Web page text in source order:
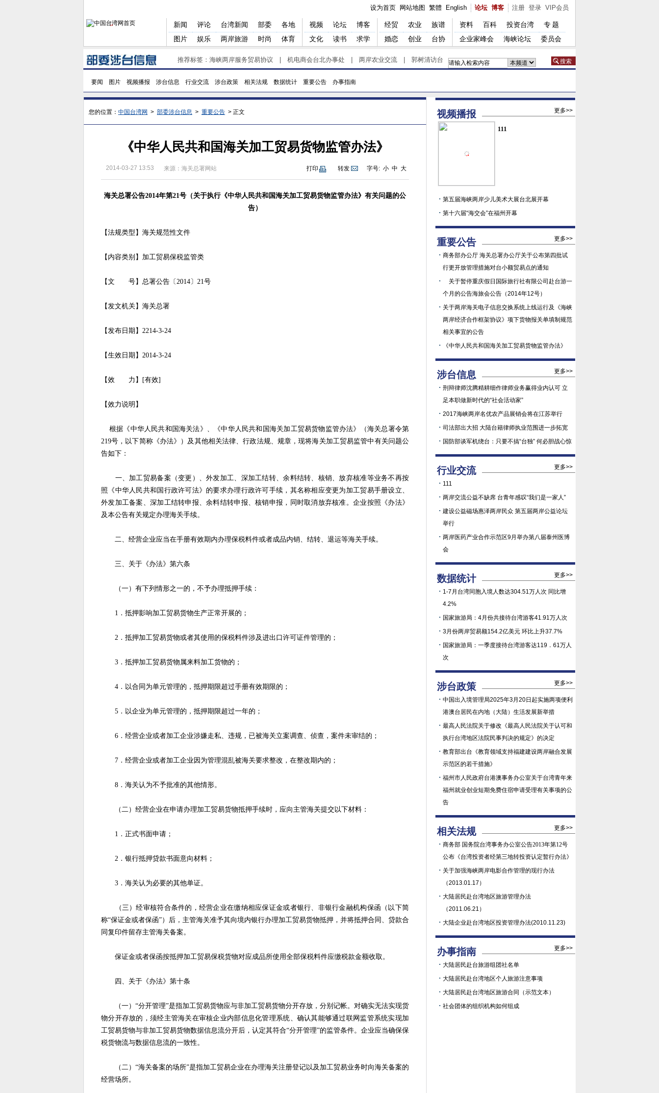
注册 登录 VIP会员
论坛 博客
设为首页 网站地图 繁體 English
新闻 评论 台湾新闻 部委
各地
图片
娱乐 两岸旅游 时尚 体育
视频 论坛
博客
文化
读书 求学
经贸 农业
族谱
婚恋
创业 台协
资料 百科 投资台湾
专题
企业家峰会
海峡论坛 委员会
推荐标签： 海峡两岸服务贸易协议 机电商会台北办事处 两岸农业交流 郭树清访台
要闻 图片 视频播报 涉台信息 行业交流 涉台政策 相关法规 数据统计 重要公告 办事指南
您的位置： 中国台湾网 > 部委涉台信息 > 重要公告 > 正文
《中华人民共和国海关加工贸易货物监管办法》
2014-03-27 13:53 来源：海关总署网站 字号: 小 中 大
转发
打印
海关总署公告2014年第21号（关于执行《中华人民共和国海关加工贸易货物监管办法》有关问题的公
告）
【法规类型】海关规范性文件
【内容类别】加工贸易保税监管类
【文 号】总署公告〔2014〕21号
【发文机关】海关总署
【发布日期】2214-3-24
【生效日期】2014-3-24
【效 力】[有效]
【效力说明】
根据《中华人民共和国海关法》、《中华人民共和国海关加工贸易货物监管办法》（海关总署令第
219号，以下简称《办法》）及其他相关法律、行政法规、规章，现将海关加工贸易监管中有关问题公
告如下：
一、加工贸易备案（变更）、外发加工、深加工结转、余料结转、核销、放弃核准等业务不再按
照《中华人民共和国行政许可法》的要求办理行政许可手续，其名称相应变更为加工贸易手册设立、
外发加工备案、深加工结转申报、余料结转申报、核销申报，同时取消放弃核准。企业按照《办法》
及本公告有关规定办理海关手续。
二、经营企业应当在手册有效期内办理保税料件或者成品内销、结转、退运等海关手续。
三、关于《办法》第六条
（一）有下列情形之一的，不予办理抵押手续：
1．抵押影响加工贸易货物生产正常开展的；
2．抵押加工贸易货物或者其使用的保税料件涉及进出口许可证件管理的；
3．抵押加工贸易货物属来料加工货物的；
4．以合同为单元管理的，抵押期限超过手册有效期限的；
5．以企业为单元管理的，抵押期限超过一年的；
6．经营企业或者加工企业涉嫌走私、违规，已被海关立案调查、侦查，案件未审结的；
7．经营企业或者加工企业因为管理混乱被海关要求整改，在整改期内的；
8．海关认为不予批准的其他情形。
（二）经营企业在申请办理加工贸易货物抵押手续时，应向主管海关提交以下材料：
1．正式书面申请；
2．银行抵押贷款书面意向材料；
3．海关认为必要的其他单证。
（三）经审核符合条件的，经营企业在缴纳相应保证金或者银行、非银行金融机构保函（以下简
称“保证金或者保函”）后，主管海关准予其向境内银行办理加工贸易货物抵押，并将抵押合同、贷款合
同复印件留存主管海关备案。
保证金或者保函按抵押加工贸易保税货物对应成品所使用全部保税料件应缴税款金额收取。
四、关于《办法》第十条
（一）“分开管理”是指加工贸易货物应与非加工贸易货物分开存放，分别记帐。对确实无法实现货
物分开存放的，须经主管海关在审核企业内部信息化管理系统、确认其能够通过联网监管系统实现加
工贸易货物与非加工贸易货物数据信息流分开后，认定其符合“分开管理”的监管条件。企业应当确保保
税货物流与数据信息流的一致性。
（二）“海关备案的场所”是指加工贸易企业在办理海关注册登记以及加工贸易业务时向海关备案的
经营场所。
视频播报 更多>>
111
第五届海峡两岸少儿美术大展台北展开幕
第十六届“海交会”在福州开幕
重要公告 更多>>
商务部办公厅 海关总署办公厅关于公布第四批试
行更开放管理措施对台小额贸易点的通知
关于暂停重庆假日国际旅行社有限公司赴台游一
个月的公告海旅会公告（2014年12号）
关于两岸海关电子信息交换系统上线运行及《海峡
两岸经济合作框架协议》项下货物报关单填制规范
相关事宜的公告
《中华人民共和国海关加工贸易货物监管办法》
涉台信息 更多>>
刑辩律师沈腾精耕细作律师业务赢得业内认可 立
足本职做新时代的“社会活动家”
2017海峡两岸名优农产品展销会将在江苏举行
司法部出大招 大陆台籍律师执业范围进一步拓宽
国防部谈军机绕台：只要不搞“台独” 何必胆战心惊
行业交流 更多>>
111
两岸交流公益不缺席 台青年感叹“我们是一家人”
建设公益磁场惠泽两岸民众 第五届两岸公益论坛
举行
两岸医药产业合作示范区9月举办第八届泰州医博
会
数据统计 更多>>
1-7月台湾同胞入境人数达304.51万人次 同比增
4.2%
国家旅游局：4月份共接待台湾游客41.91万人次
3月份两岸贸易额154.2亿美元 环比上升37.7%
国家旅游局：一季度接待台湾游客达119．61万人
次
涉台政策 更多>>
中国出入境管理局2025年3月20日起实施两项便利
港澳台居民在内地（大陆）生活发展新举措
最高人民法院关于修改《最高人民法院关于认可和
执行台湾地区法院民事判决的规定》的决定
教育部出台《教育领域支持福建建设两岸融合发展
示范区的若干措施》
福州市人民政府台港澳事务办公室关于台湾青年来
福州就业创业短期免费住宿申请受理有关事项的公
告
相关法规 更多>>
商务部 国务院台湾事务办公室公告2013年第12号
公布《台湾投资者经第三地转投资认定暂行办法》
关于加强海峡两岸电影合作管理的现行办法
（2013.01.17）
大陆居民赴台湾地区旅游管理办法
（2011.06.21）
大陆企业赴台湾地区投资管理办法(2010.11.23)
办事指南 更多>>
大陆居民赴台旅游组团社名单
大陆居民赴台湾地区个人旅游注意事项
大陆居民赴台湾地区旅游合同（示范文本）
社会团体的组织机构如何组成